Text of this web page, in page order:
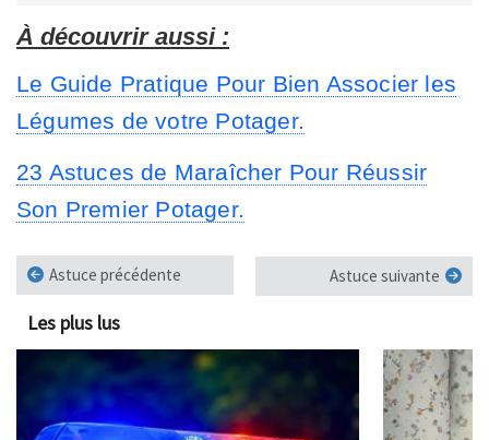
À découvrir aussi :
Le Guide Pratique Pour Bien Associer les
Légumes de votre Potager.
23 Astuces de Maraîcher Pour Réussir
Son Premier Potager.
Astuce précédente Astuce suivante
Les plus lus